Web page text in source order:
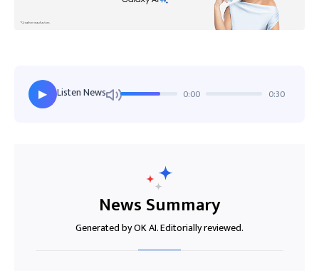
▶ Listen News 0:00 0:30
News Summary
Generated by OK AI. Editorially reviewed.